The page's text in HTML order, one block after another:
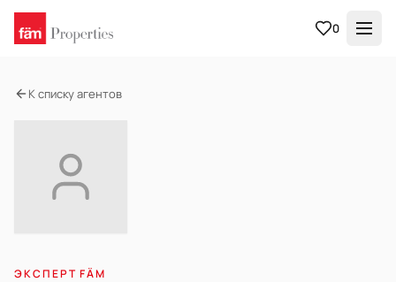
0
К списку агентов
ЭКСПЕРТ FÄM